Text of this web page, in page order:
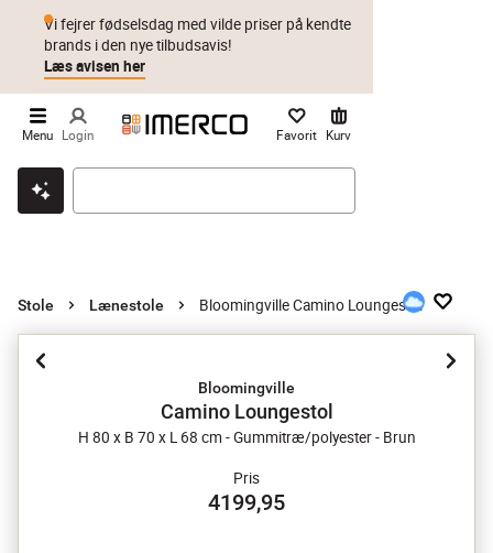
Klik & hent Byt i 1 år Prismatch
Vi fejrer fødselsdag med vilde priser på kendte
brands i den nye tilbudsavis!
Læs avisen her
Menu Login Favorit Kurv
Stole Lænestole Bloomingville Camino Loungestol
Bloomingville
Camino Loungestol
H 80 x B 70 x L 68 cm - Gummitræ/polyester - Brun
Pris
4199,95